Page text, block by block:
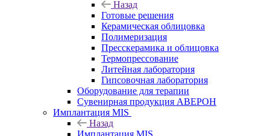
Назад
Готовые решения
Керамическая облицовка
Полимеризация
Пресскерамика и облицовка
Термопрессование
Литейная лаборатория
Гипсовочная лаборатория
Оборудование для терапии
Сувенирная продукция АВЕРОН
Имплантация MIS
Назад
Имплантация MIS